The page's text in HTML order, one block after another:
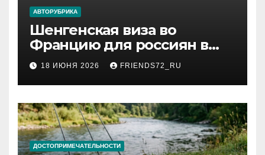
АВТОРУБРИКА
Шенгенская виза во
Францию для россиян в
2026 году: сроки от 3 дней
и список необходимых
документов
18 ИЮНЯ 2026 FRIENDS72_RU
ДОСТОПРИМЕЧАТЕЛЬНОСТИ